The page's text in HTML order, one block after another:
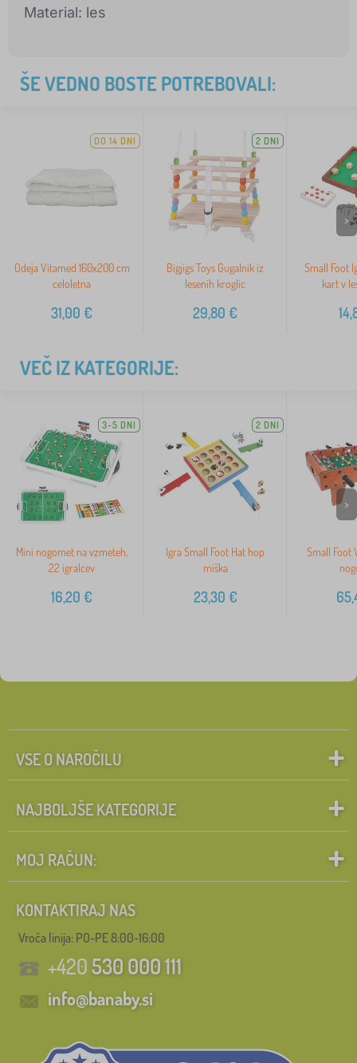
Material: les
ŠE VEDNO BOSTE POTREBOVALI:
DO 14 DNI
Odeja Vitamed 160x200 cm
celoletna
31,00 €
2 DNI
Bigjigs Toys Gugalnik iz
lesenih kroglic
29,80 €
Small Foot
kart v
>
VEČ IZ KATEGORIJE:
3-5 DNI
Mini nogomet na vzmeteh,
22 igralcev
16,20 €
2 DNI
Igra Small Foot Hat hop
miška
23,30 €
Small Foot
>
VSE O NAROČILU
NAJBOLJŠE KATEGORIJE
MOJ RAČUN:
KONTAKTIRAJ NAS
Vroča linija: PO-PE 8:00-16:00
+420530 000 111
info@banaby.si